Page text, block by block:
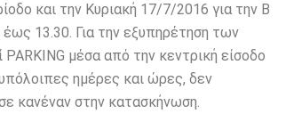
και την Κυριακή 17/7/2016 για την Β
13.30. Για την εξυπηρέτηση των
μέσα από την κεντρική είσοδο
ημέρες και ώρες, δεν
κανέναν στην κατασκήνωση.